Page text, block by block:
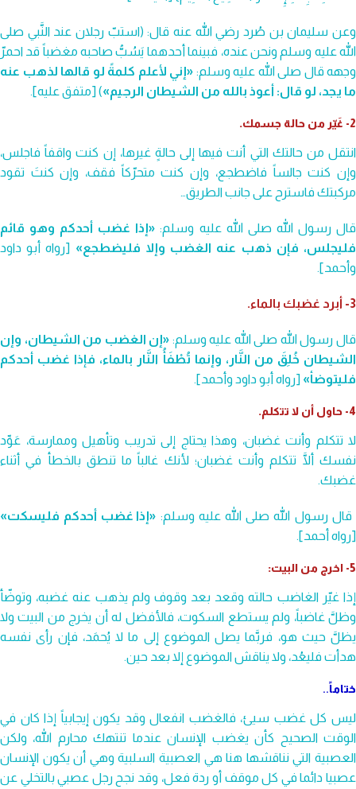
وعن سليمان بن صُرد رضي الله عنه قال: (استبّ رجلان عند النَّبي صلى
الله عليه وسلم ونحن عنده، فبينما أحدهما يَسُبُّ صاحبه مغضباً قد احمرّ
وجهه قال صلى الله عليه وسلم: «إني لأعلم كلمةً لو قالها لذهب عنه
ما يجد، لو قال: أعوذ بالله من الشيطان الرجيم») [متفق عليه].
2- غَيّر من حالة جسمك.
انتقل من حالتك التي أنت فيها إلى حالةٍ غيرها، إن كنت واقفاً فاجلس،
وإن كنت جالساً فاضطجع، وإن كنت متحرّكاً فقف، وإن كنتَ تقود
مركبتك فاسترح على جانب الطريق…
قال رسول الله صلى الله عليه وسلم: «إذا غضب أحدكم وهو قائم
فليجلس، فإن ذهب عنه الغضب وإلا فليضطجع» [رواه أبو داود
وأحمد].
3- أبرد غضبك بالماء.
قال رسول الله صلى الله عليه وسلم: «إن الغضب من الشيطان، وإن
الشيطان خُلِقَ من النَّار، وإنما تُطْفَأُ النَّار بالماء، فإذا غضب أحدكم
فليتوضأ» [رواه أبو داود وأحمد].
4- حاول أن لا تتكلم.
لا تتكلم وأنت غضبان، وهذا يحتاج إلى تدريب وتأهيل وممارسة، عَوِّد
نفسك ألَّا تتكلم وأنت غضبان؛ لأنك غالباً ما تنطق بالخطأ في أثناء
غضبك.
قال رسول الله صلى الله عليه وسلم: «إذا غضب أحدكم فليسكت»
[رواه أحمد].
5- اخرج من البيت:
إذا غيّر الغاضب حالته وقعد بعد وقوف ولم يذهب عنه غضبه، وتوضّأ
وظلَّ غاضباً، ولم يستطع السكوت، فالأفضل له أن يخرج من البيت ولا
يظلَّ حيث هو، فربَّما يصل الموضوع إلى ما لا يُحمَد، فإن رأى نفسه
هدأت فليعُد، ولا يناقش الموضوع إلا بعد حين.
ختاماً..
ليس كل غضب سيئ، فالغضب انفعال وقد يكون إيجابياً إذا كان في
الوقت الصحيح كأن يغضب الإنسان عندما تنتهك محارم الله، ولكن
العصبية التي نناقشها هنا هي العصبية السلبية وهي أن يكون الإنسان
عصبيا دائما في كل موقف أو ردة فعل، وقد نجح رجل عصبي بالتخلي عن